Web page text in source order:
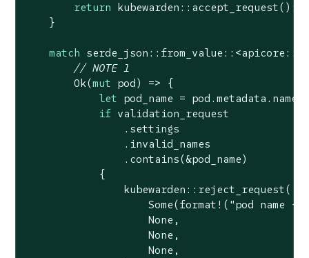
return kubewarden::accept_request();
    }
match
// NOTE 1
Ok(mut pod) => {
let pod_name =
if validation_request
                .settings
                .invalid_names
                .contains(&pod_name)
            {
                kubewarden::reject_request(
Some( format! ( "pod name
None,
None,
None,